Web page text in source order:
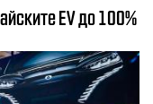
EV до 100%